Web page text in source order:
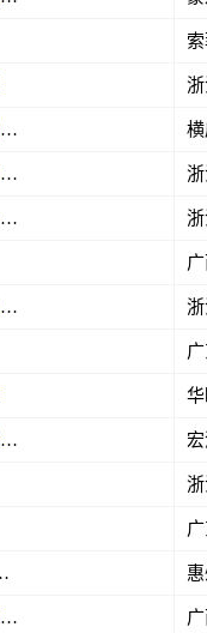
一种无收缩镍铜锌铁氧体材料及其制备方法
选网方法以及相关装置、网络设备和存储介质
媒体数据的获取方法和装置、存储介质及电子装置
视频数据保护、加密、校验方法及系统、设备
新型钢结构现浇混凝土楼板模板支撑结构
,主机及存储介质
一种用于地下水修复的抽出与吸附再生处理系统